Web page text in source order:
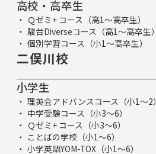
高校・高卒生
Ｑゼミ+ コース（高1～高卒生）
駿台Diverseコース（高1～高卒生）
個別学習コース（小1～高卒生）
二俣川校
小学生
理英会アドバンスコース（小1～2）
中学受験コース（小3～6）
Ｑゼミ+ コース（小3～6）
ことばの学校（小1～6）
小学英語YOM-TOX（小1～6）